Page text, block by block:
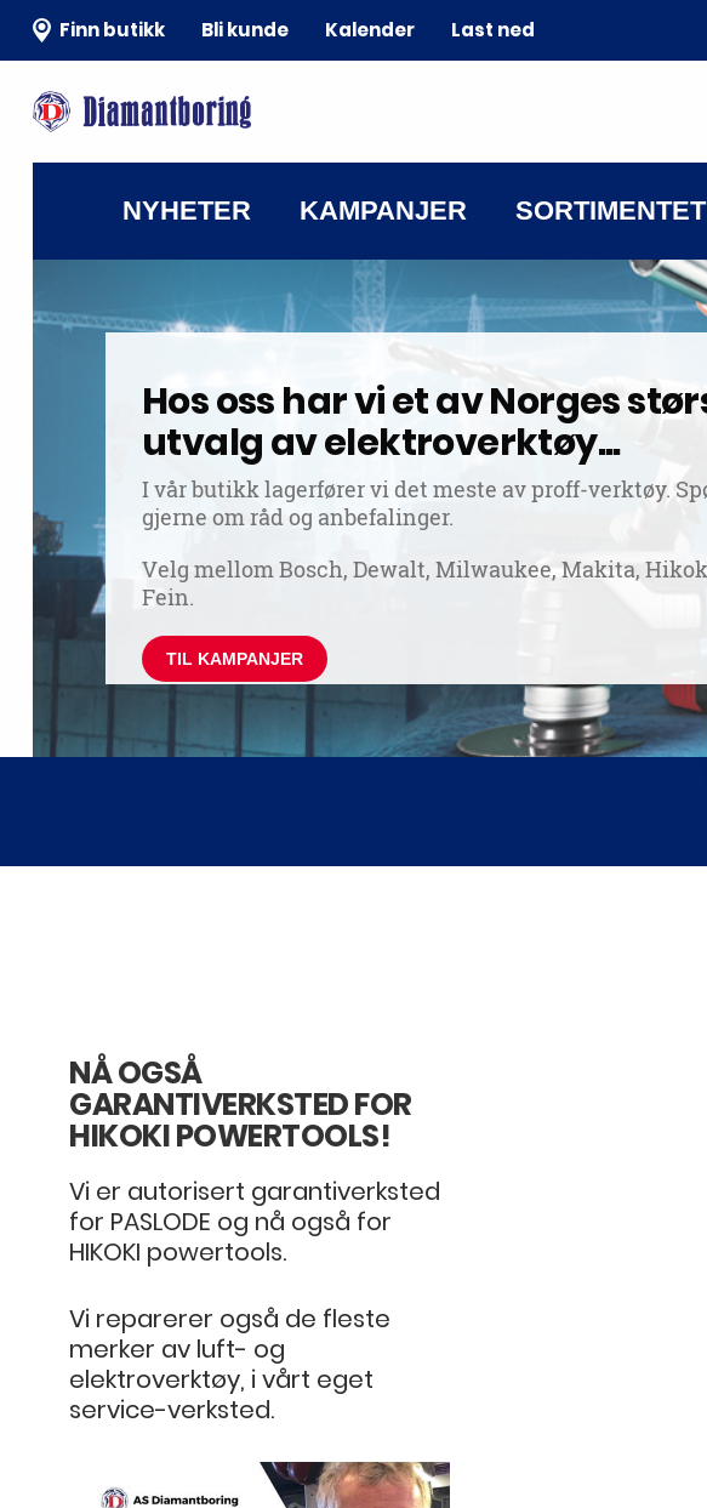
Finn butikk Bli kunde Kalender Last ned
NYHETER KAMPANJER SORTIMENTET
NÅ OGSÅ
GARANTIVERKSTED FOR
HIKOKI POWERTOOLS!
Vi er autorisert garantiverksted
for PASLODE og nå også for
HIKOKI powertools.
Vi reparerer også de fleste
merker av luft- og
elektroverktøy, i vårt eget
service-verksted.